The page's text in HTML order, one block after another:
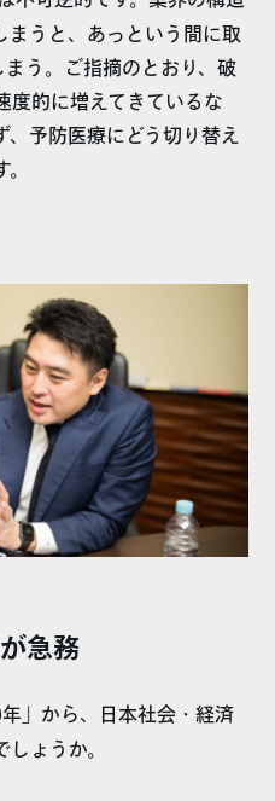
まうと、あっという間に取
まう。ご指摘のとおり、破
度的に増えてきているな
予防医療にどう切り替え
急務
」から、日本社会・経済
ょうか。